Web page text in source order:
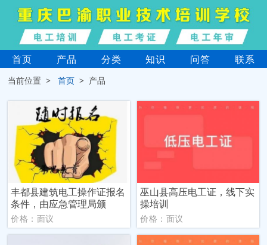
首页 产品 分类 知识 问答 联系
当前位置 >首页 > 产品
丰都县建筑电工操作证报名
条件，由应急管理局颁
价格：面议
巫山县高压电工证，线下实
操培训
价格：面议